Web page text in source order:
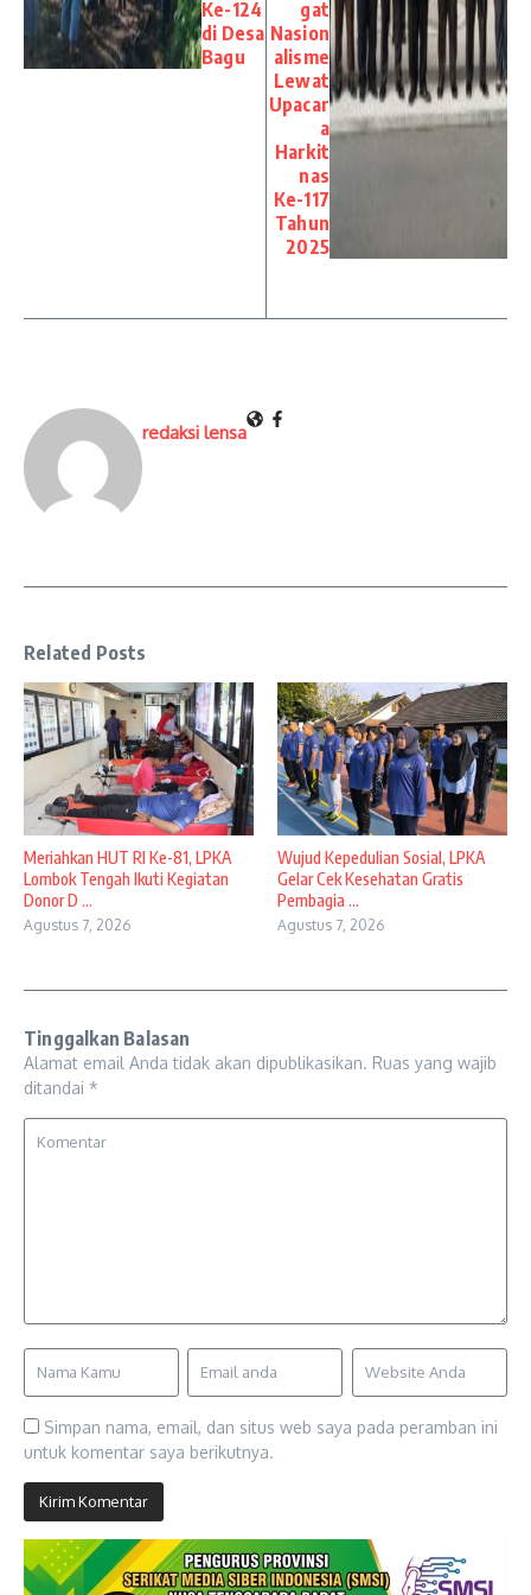
Ke-124
di Desa
Bagu
gat
Nasion
alisme
Lewat
Upacar
a
Harkit
nas
Ke-117
Tahun
2025
redaksi lensa
Related Posts
Meriahkan HUT RI Ke-81, LPKA
Lombok Tengah Ikuti Kegiatan
Donor D ...
Agustus 7, 2026
Wujud Kepedulian Sosial, LPKA
Gelar Cek Kesehatan Gratis
Pembagia ...
Agustus 7, 2026
Tinggalkan Balasan
Alamat email Anda tidak akan dipublikasikan. Ruas yang wajib
ditandai *
Simpan nama, email, dan situs web saya pada peramban ini
untuk komentar saya berikutnya.